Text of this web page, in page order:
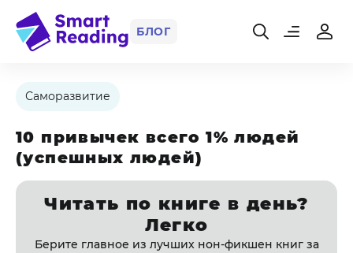
БЛОГ
Саморазвитие
10 привычек всего 1% людей
(успешных людей)
Читать по книге в день?
Легко
Берите главное из лучших нон-фикшен книг за